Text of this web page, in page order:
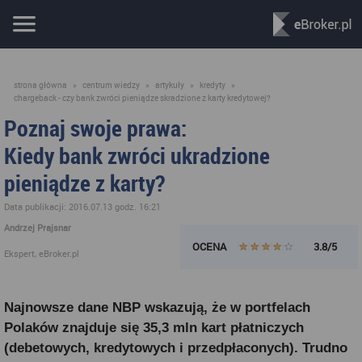
strona główna » centrum wiedzy » artykuły » kredyty »
chargeback - czy bank zwróci pieniądze skradzione z karty kredytowej?
Poznaj swoje prawa:
Kiedy bank zwróci ukradzione
pieniądze z karty?
Data publikacji: 2016.07.13 godz. 16:21
Andrzej Prajsnar
Ekspert, eBroker.pl OCENA 3.8/5
Najnowsze dane NBP wskazują, że w portfelach
Polaków znajduje się 35,3 mln kart płatniczych
(debetowych, kredytowych i przedpłaconych). Trudno